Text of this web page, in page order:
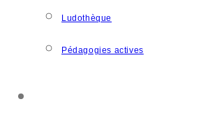
Ludothèque
Pédagogies actives